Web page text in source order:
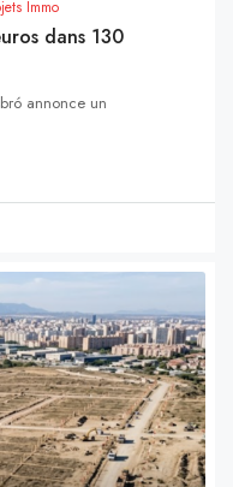
Immo
dans 130
annonce un